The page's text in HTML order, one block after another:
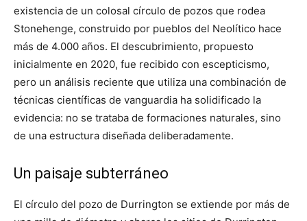
existencia de un colosal círculo de pozos que rodea
Stonehenge, construido por pueblos del Neolítico hace
más de 4.000 años. El descubrimiento, propuesto
inicialmente en 2020, fue recibido con escepticismo,
pero un análisis reciente que utiliza una combinación de
técnicas científicas de vanguardia ha solidificado la
evidencia: no se trataba de formaciones naturales, sino
de una estructura diseñada deliberadamente.
Un paisaje subterráneo
El círculo del pozo de Durrington se extiende por más de